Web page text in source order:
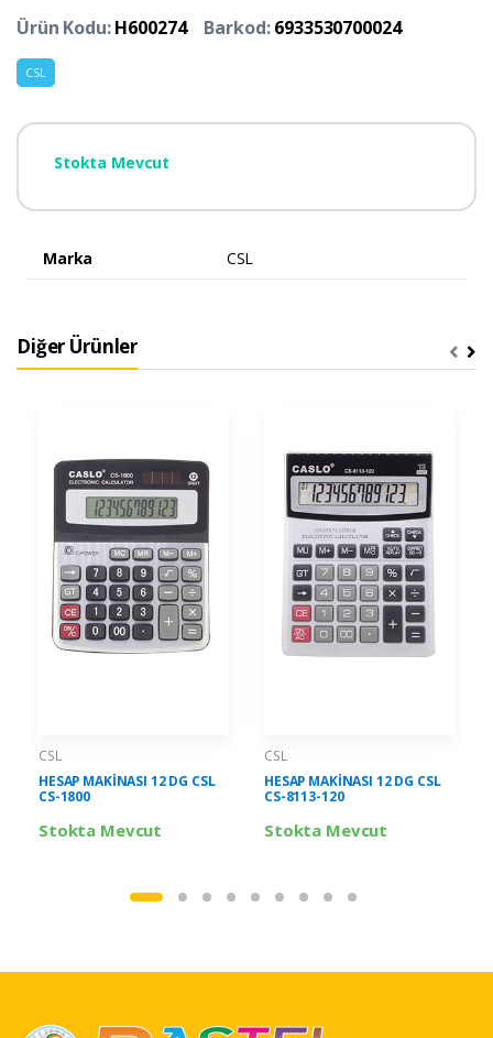
Ürün Kodu:H600274 Barkod:6933530700024
CSL
Stokta Mevcut
Marka CSL
Diğer Ürünler
CSL
HESAP MAKİNASI 12 DG CSL
CS-1800
Stokta Mevcut
CSL
HESAP MAKİNASI 12 DG CSL
CS-8113-120
Stokta Mevcut